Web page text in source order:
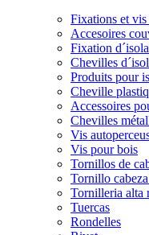
Fixations et
Accesoires
Fixation
Chevilles
Produits pour
Cheville
Accessoires
Chevilles
Vis
Vis pour bois
Tornillos de
Tornillo
Tornilleria alta
Tuercas
Rondelles